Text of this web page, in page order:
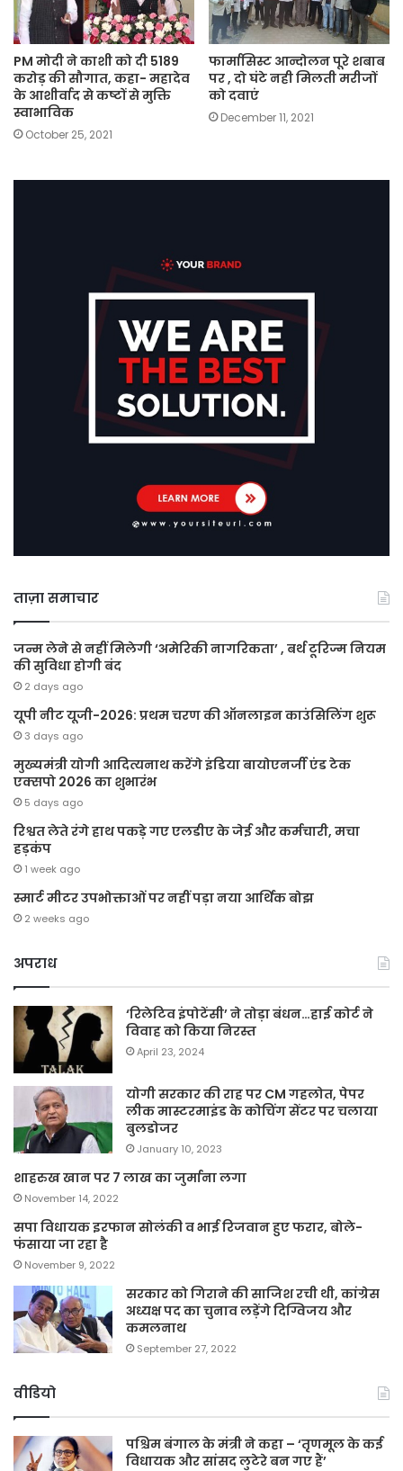
PM मोदी ने काशी को दी 5189
करोड़ की सौगात, कहा- महादेव
के आशीर्वाद से कष्टों से मुक्ति
स्वाभाविक
October 25, 2021
फार्मासिस्ट आन्दोलन पूरे शबाब
पर , दो घंटे नही मिलती मरीजों
को दवाएं
December 11, 2021
ताज़ा समाचार
जन्म लेने से नहीं मिलेगी ‘अमेरिकी नागरिकता’ , बर्थ टूरिज्म नियम
की सुविधा होगी बंद
2 days ago
यूपी नीट यूजी-2026: प्रथम चरण की ऑनलाइन काउंसिलिंग शुरू
3 days ago
मुख्यमंत्री योगी आदित्यनाथ करेंगे इंडिया बायोएनर्जी एंड टेक
एक्सपो 2026 का शुभारंभ
5 days ago
रिश्वत लेते रंगे हाथ पकड़े गए एलडीए के जेई और कर्मचारी, मचा
हड़कंप
1 week ago
स्मार्ट मीटर उपभोक्ताओं पर नहीं पड़ा नया आर्थिक बोझ
2 weeks ago
अपराध
‘रिलेटिव इंपोटेंसी’ ने तोड़ा बंधन…हाई कोर्ट ने
विवाह को किया निरस्त
April 23, 2024
योगी सरकार की राह पर CM गहलोत, पेपर
लीक मास्टरमाइंड के कोचिंग सेंटर पर चलाया
बुलडोजर
January 10, 2023
शाहरुख खान पर 7 लाख का जुर्माना लगा
November 14, 2022
सपा विधायक इरफान सोलंकी व भाई रिजवान हुए फरार, बोले-
फंसाया जा रहा है
November 9, 2022
सरकार को गिराने की साजिश रची थी, कांग्रेस
अध्यक्ष पद का चुनाव लड़ेंगे दिग्विजय और
कमलनाथ
September 27, 2022
वीडियो
पश्चिम बंगाल के मंत्री ने कहा – ‘तृणमूल के कई
विधायक और सांसद लुटेरे बन गए हैं’